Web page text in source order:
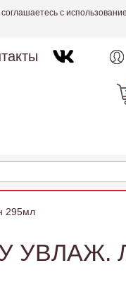
с
295мл
УВЛАЖ.